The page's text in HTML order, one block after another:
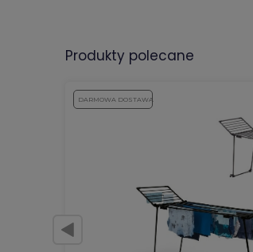
produkty polecane
DARMOWA DOSTAWA